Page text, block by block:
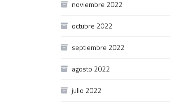
noviembre 2022
octubre 2022
septiembre 2022
agosto 2022
julio 2022